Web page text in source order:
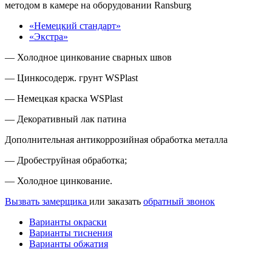
методом в камере на оборудовании Ransburg
«Немецкий стандарт»
«Экстра»
— Холодное цинкование сварных швов
— Цинкосодерж. грунт WSPlast
— Немецкая краска WSPlast
— Декоративный лак патина
Дополнительная антикоррозийная обработка металла
— Дробеструйная обработка;
— Холодное цинкование.
Вызвать замерщика или заказать обратный звонок
Варианты окраски
Варианты тиснения
Варианты обжатия